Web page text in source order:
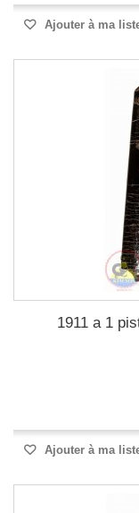
Ajouter à ma
1911 a 1
Ajouter à ma